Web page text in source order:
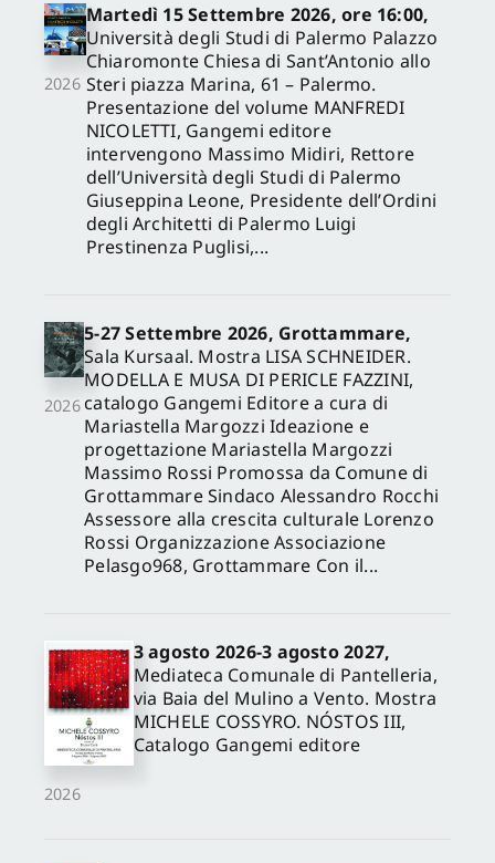
2026
Martedì 15 Settembre 2026, ore 16:00,
Università degli Studi di Palermo Palazzo
Chiaromonte Chiesa di Sant’Antonio allo
Steri piazza Marina, 61 – Palermo.
Presentazione del volume MANFREDI
NICOLETTI, Gangemi editore
intervengono Massimo Midiri, Rettore
dell’Università degli Studi di Palermo
Giuseppina Leone, Presidente dell’Ordini
degli Architetti di Palermo Luigi
Prestinenza Puglisi,...
2026
5-27 Settembre 2026, Grottammare,
Sala Kursaal. Mostra LISA SCHNEIDER.
MODELLA E MUSA DI PERICLE FAZZINI,
catalogo Gangemi Editore a cura di
Mariastella Margozzi Ideazione e
progettazione Mariastella Margozzi
Massimo Rossi Promossa da Comune di
Grottammare Sindaco Alessandro Rocchi
Assessore alla crescita culturale Lorenzo
Rossi Organizzazione Associazione
Pelasgo968, Grottammare Con il...
2026
3 agosto 2026-3 agosto 2027,
Mediateca Comunale di Pantelleria,
via Baia del Mulino a Vento. Mostra
MICHELE COSSYRO. NÓSTOS III,
Catalogo Gangemi editore